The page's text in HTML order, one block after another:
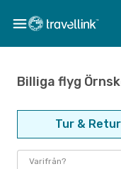
Billiga flyg
Tur & Retur
Varifrån?